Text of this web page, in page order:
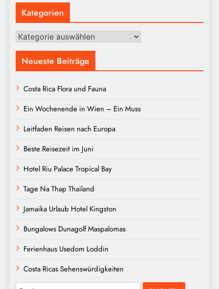
Kategorien
Kategorien
Neueste Beiträge
Costa Rica Flora und Fauna
Ein Wochenende in Wien – Ein Muss
Leitfaden Reisen nach Europa
Beste Reisezeit im Juni
Hotel Riu Palace Tropical Bay
Tage Na Thap Thailand
Jamaika Urlaub Hotel Kingston
Bungalows Dunagolf Maspalomas
Ferienhaus Usedom Loddin
Costa Ricas Sehenswürdigkeiten